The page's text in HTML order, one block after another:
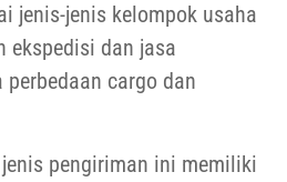
jenis-jenis kelompok usaha
ekspedisi dan jasa
cargo dan
pengiriman ini memiliki